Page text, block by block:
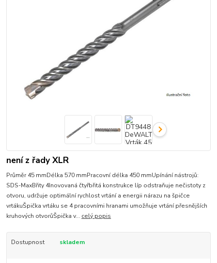
není z řady XLR
Průměr 45 mmDélka 570 mmPracovní délka 450 mmUpínání nástrojů:
SDS-MaxBřity 4Inovovaná čtyřbřitá konstrukce líp odstraňuje nečistoty z
otvoru, udržuje optimální rychlost vrtání a energii nárazu na špičce
vrtákuŠpička vrtáku se 4 pracovními hranami umožňuje vrtání přesnějších
kruhových otvorůŠpička v... celý popis
Dostupnost skladem